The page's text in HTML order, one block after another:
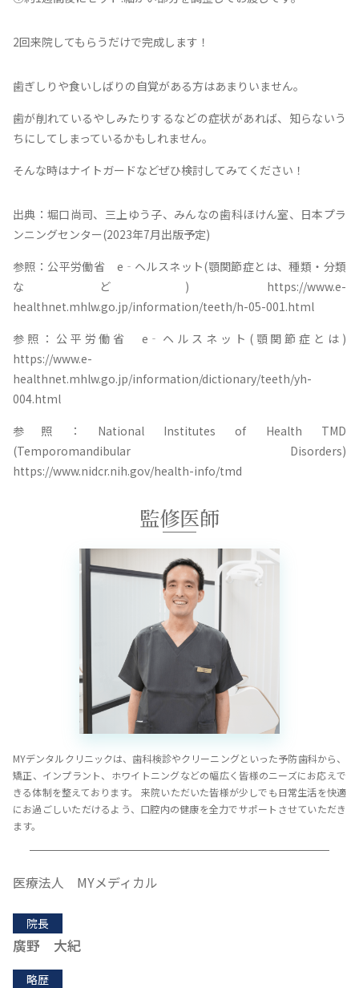
2回来院してもらうだけで完成します！
歯ぎしりや食いしばりの自覚がある方はあまりいません。
歯が削れているやしみたりするなどの症状があれば、知らないう
ちにしてしまっているかもしれません。
そんな時はナイトガードなどぜひ検討してみてください！
出典：堀口尚司、三上ゆう子、みんなの歯科ほけん室、日本プラ
ンニングセンター(2023年7月出版予定)
参照：公平労働省 e‐ヘルスネット(顎関節症とは、種類・分類
など) https://www.e-
healthnet.mhlw.go.jp/information/teeth/h-05-001.html
参照：公平労働省 e‐ヘルスネット(顎関節症とは)
https://www.e-
healthnet.mhlw.go.jp/information/dictionary/teeth/yh-
004.html
参照：National Institutes of Health TMD
(Temporomandibular Disorders)
https://www.nidcr.nih.gov/health-info/tmd
監修医師
MYデンタルクリニックは、歯科検診やクリーニングといった予防歯科から、
矯正、インプラント、ホワイトニングなどの幅広く皆様のニーズにお応えで
きる体制を整えております。 来院いただいた皆様が少しでも日常生活を快適
にお過ごしいただけるよう、口腔内の健康を全力でサポートさせていただき
ます。
医療法人 MYメディカル
院長
廣野 大紀
略歴